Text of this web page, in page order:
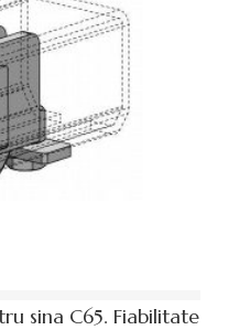
sina C65. Fiabilitate